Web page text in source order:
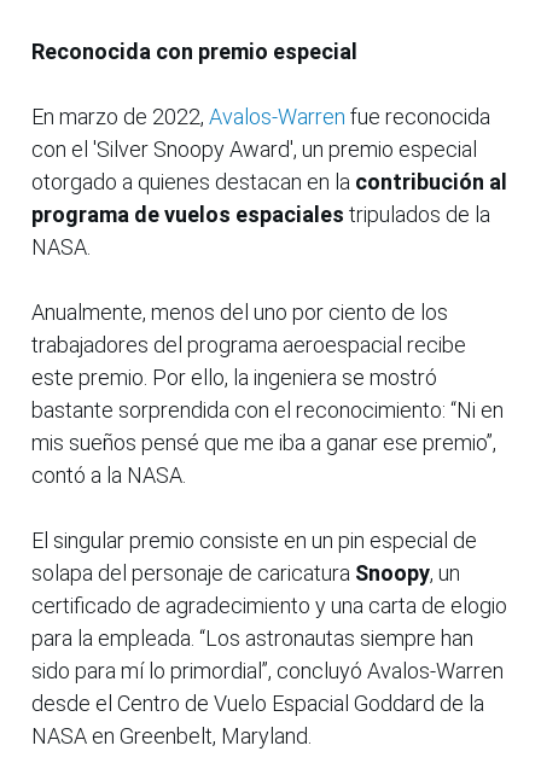
Reconocida con premio especial
En marzo de 2022, Avalos-Warren fue reconocida
con el 'Silver Snoopy Award', un premio especial
otorgado a quienes destacan en la contribución al
programa de vuelos espaciales tripulados de la
NASA.
Anualmente, menos del uno por ciento de los
trabajadores del programa aeroespacial recibe
este premio. Por ello, la ingeniera se mostró
bastante sorprendida con el reconocimiento: “Ni en
mis sueños pensé que me iba a ganar ese premio”,
contó a la NASA.
El singular premio consiste en un pin especial de
solapa del personaje de caricatura Snoopy, un
certificado de agradecimiento y una carta de elogio
para la empleada. “Los astronautas siempre han
sido para mí lo primordial”, concluyó Avalos-Warren
desde el Centro de Vuelo Espacial Goddard de la
NASA en Greenbelt, Maryland.